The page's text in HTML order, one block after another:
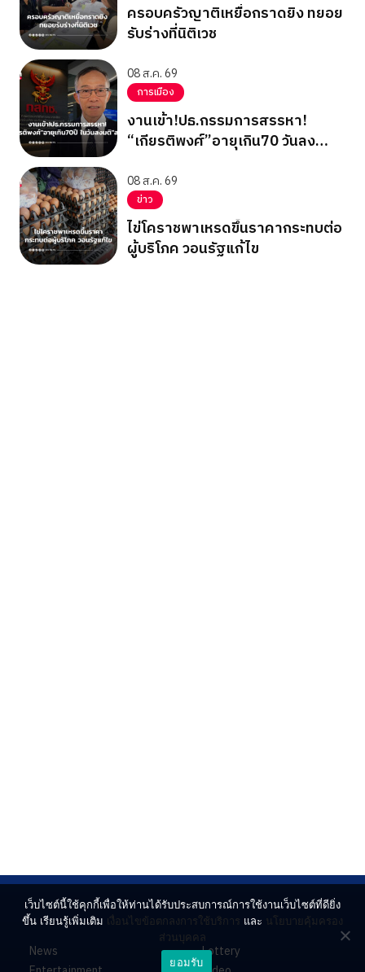
ครอบครัวญาติเหยื่อกราดยิง ทยอย
รับร่างที่นิติเวช
08 ส.ค. 69
การเมือง
งานเข้า!ปธ.กรรมการสรรหา!
“เกียรติพงศ์”อายุเกิน70 วันลง
08 ส.ค. 69
ข่าว
ไข่โคราชพาเหรดขึ้นราคากระทบต่อ
ผู้บริโภค วอนรัฐแก้ไข
News
Lottery
เว็บไซต์นี้ใช้คุกกี้เพื่อให้ท่านได้รับประสบการณ์การใช้งานเว็บไซต์ที่ดียิ่ง
ขึ้น เรียนรู้เพิ่มเติม เงื่อนไขข้อตกลงการใช้บริการ และ นโยบายคุ้มครอง
ส่วนบุคคล
ยอมรับ